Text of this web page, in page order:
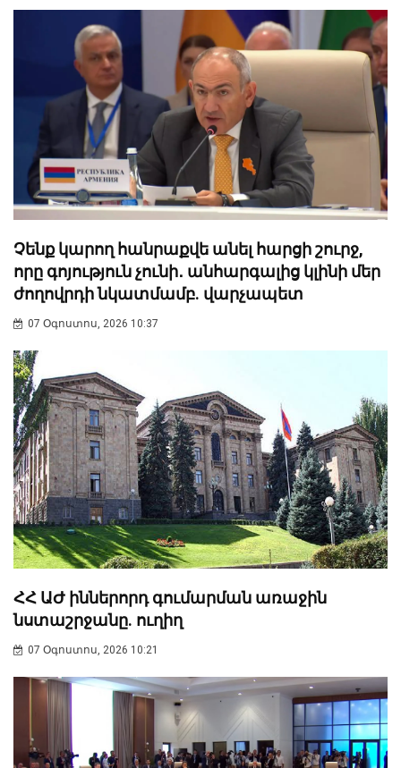
Չենք կարող հանրաքվե անել հարցի շուրջ,
որը գոյություն չունի․ անհարգալից կլինի մեր
ժողովրդի նկատմամբ. վարչապետ
07 Օգոստոս, 2026 10:37
ՀՀ ԱԺ իններորդ գումարման առաջին
նստաշրջանը. ուղիղ
07 Օգոստոս, 2026 10:21